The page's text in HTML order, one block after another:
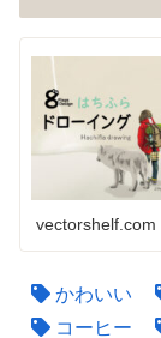
vectorshelf.com
かわいい
コーヒー